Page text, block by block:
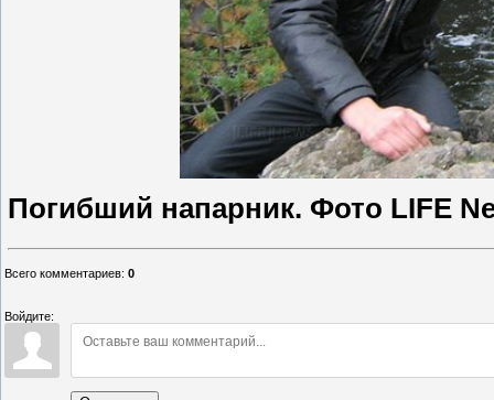
Погибший напарник. Фото LIFE
Всего комментариев: 0
Войдите: